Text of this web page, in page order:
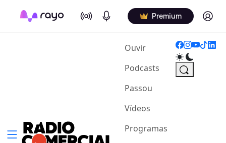
On Air Podcasts Premium Log in
Ouvir(current)
Podcasts
Passou
Vídeos
Programas